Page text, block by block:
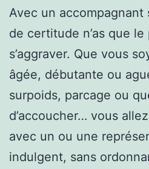
Avec un
de certitude n’as que
s’aggraver. Que vous
âgée, débutante ou
surpoids, parcage ou
d’accoucher… vous
avec un ou une
indulgent, sans